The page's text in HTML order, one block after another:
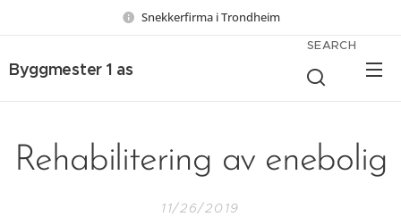
Snekkerfirma i Trondheim
Byggmester 1 as
SEARCH
Rehabilitering av enebolig
11/26/2019